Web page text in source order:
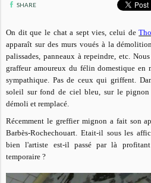
SHARE
On dit que le chat a sept vies, celui de
apparaît sur des murs voués à la
palissades, panneaux à repeindre, etc.
graffeur amoureux du félin domestique
sympathique. Pas de ceux qui griffent.
soleil sur fond de ciel bleu, sur le
démoli et remplacé.
Récemment le greffier mignon a fait son
Barbès-Rochechouart. Etait-il sous les
bien l'artiste est-il passé par là
temporaire ?